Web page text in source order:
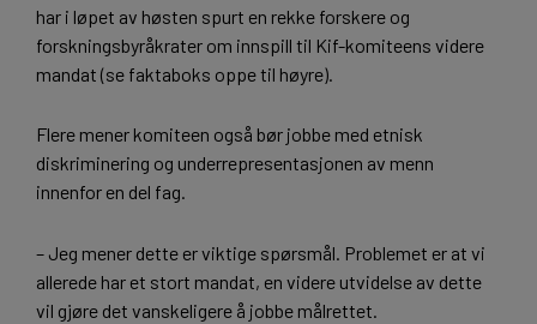
har i løpet av høsten spurt en rekke forskere og
forskningsbyråkrater om innspill til Kif-komiteens videre
mandat (se faktaboks oppe til høyre).
Flere mener komiteen også bør jobbe med etnisk
diskriminering og underrepresentasjonen av menn
innenfor en del fag.
– Jeg mener dette er viktige spørsmål. Problemet er at vi
allerede har et stort mandat, en videre utvidelse av dette
vil gjøre det vanskeligere å jobbe målrettet.